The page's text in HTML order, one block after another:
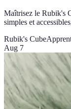
Maîtrisez le Rubik's
simples et
Rubik's Cube
Aug 7